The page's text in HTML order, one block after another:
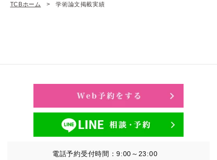
TCBホーム 学術論文掲載実績
電話予約受付時間：9:00～23:00